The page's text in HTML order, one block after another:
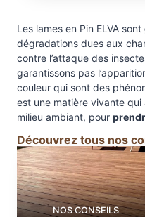
Les lames en Pin ELVA sont
dégradations dues aux
contre l’attaque des
garantissons pas
couleur qui sont des
est une matière vivante
milieu ambiant, pour
Découvrez tous nos
NOS CONSEILS